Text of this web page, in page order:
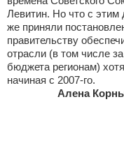
Левитин. Но что с этим
же приняли
правительству
отрасли (в том числе
бюджета регионам)
начиная с 2007-го.
Алена